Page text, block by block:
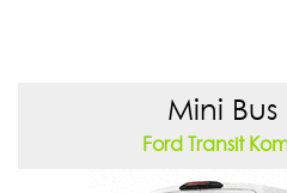
Mini Bus
Ford Transit